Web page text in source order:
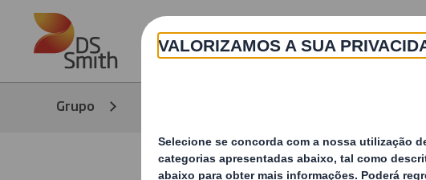
Skip to main content
Sobre
Grupo